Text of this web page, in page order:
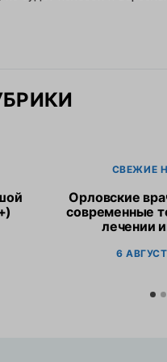
СВЕЖИЕ
Орловские
современные
лечении
6